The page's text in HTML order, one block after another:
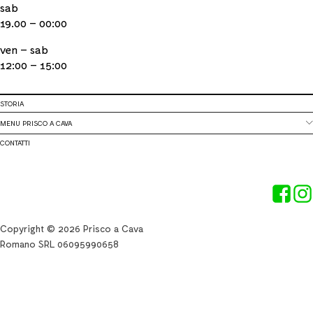
sab
19.00 – 00:00
ven – sab
12:00 – 15:00
STORIA
MENU PRISCO A CAVA
CONTATTI
Copyright © 2026 Prisco a Cava
Romano SRL 06095990658